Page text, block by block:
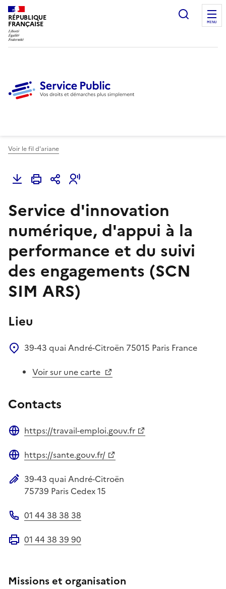
RÉPUBLIQUE
FRANÇAISE
Ouvrir
MENU
Voir le fil d'ariane
Service d'innovation
numérique, d'appui à la
performance et du suivi
des engagements (SCN
SIM ARS)
Lieu
39-43 quai André-Citroën 75015 Paris France
Voir sur une carte
Contacts
https://travail-emploi.gouv.fr
https://sante.gouv.fr/
Adresse postale
39-43 quai André-Citroën
75739 Paris Cedex 15
01 44 38 38 38
01 44 38 39 90
Missions et organisation